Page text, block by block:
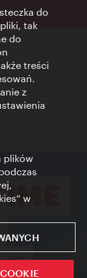
do
tak
do
treści
z
plików
w